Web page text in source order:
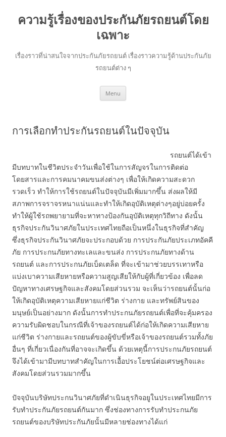
ความรู้เรื่องของประกันภัยรถยนต์โดย
เฉพาะ
เรื่องราวที่น่าสนใจจากประกันภัยรถยนต์ เรื่องราวความรู้ด้านประกันภัย
รถยนต์ต่าง ๆ
Menu
การเลือกทำประกันรถยนต์ในปัจจุบัน
รถยนต์ได้เข้า
มีบทบาทในชีวิตประจําวันเพื่อใช้ในการสัญจรในการติดต่อ
โดยสารและการคมนาคมขนส่งต่างๆ เพื่อให้เกิดความสะดวก
รวดเร็ว ทําให้การใช้รถยนต์ในปัจจุบันมีเพิ่มมากขึ้น ส่งผลให้มี
สภาพการจราจรหนาแน่นและทําให้เกิดอุบัติเหตุต่างๆอยู่บ่อยครั้ง
ทำให้ผู้ใช้รถพยายามที่จะหาทางป้องกันอุบัติเหตุทุกวิถีทาง ดังนั้น
ธุรกิจประกันวินาศภัยในประเทศไทยถือเป็นหนึ่งในธุรกิจที่สําคัญ
ซึ่งธุรกิจประกันวินาศภัยจะประกอบด้วย การประกันภัยประเภทอัคคี
ภัย การประกนภัยทางทะเลและขนส่ง การประกนภัยทางด้าน
รถยนต์ และการประกนภัยเบ็ดเตล็ด ที่จะเข้ามาช่วยบรรเทาหรือ
แบ่งเบาความเสียหายหรือความสูญเสียให้กับผู้ที่เกี่ยวข้อง เพื่อลด
ปัญหาทางเศรษฐกิจและสังคมโดยส่วนรวม จะเห็นว่ารถยนต์นั้นก่อ
ให้เกิดอุบัติเหตุความเสียหายแก่ชีวิต ร่างกาย และทรัพย์สินของ
มนุษย์เป็นอย่างมาก ดังนั้นการทําประกนภัยรถยนต์เพื่อที่จะคุ้มครอง
ความรับผิดชอบในกรณีที่เจ้าของรถยนต์ได้ก่อให้เกิดความเสียหาย
แก่ชีวิต ร่างกายและรถยนต์ของผู้ขับขี่หรือเจ้าของรถยนต์รวมทั้งภัย
อื่นๆ ที่เกี่ยวเนื่องกันที่อาจจะเกิดขึ้น ด้วยเหตุนี้การประกนภัยรถยนต์
จึงได้เข้ามามีบทบาทสําคัญในการเอื้อประโยชน์ต่อเศรษฐกิจและ
สังคมโดยส่วนรวมมากขึ้น
ปัจจุบันบริษัทประกนวินาศภัยที่ดําเนินธุรกิจอยูในประเทศไทยมีการ
รับทําประกันภัยรถยนต์กันมาก ซึ่งช่องทางการรับทําประกนภัย
รถยนต์ของบริษัทประกันภัยนั้นมีหลายช่องทางได้แก่